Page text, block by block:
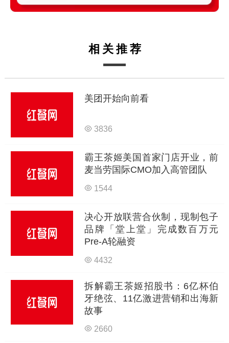
相关推荐
美团开始向前看
3836
霸王茶姬美国首家门店开业，前
麦当劳国际CMO加入高管团队
1544
决心开放联营合伙制，现制包子
品牌「堂上堂」完成数百万元
Pre-A轮融资
4432
拆解霸王茶姬招股书：6亿杯伯
牙绝弦、11亿激进营销和出海新
故事
2660